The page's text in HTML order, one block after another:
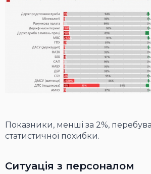
Показники, менші за 2%,
статистичної похибки.
Ситуація з персоналом